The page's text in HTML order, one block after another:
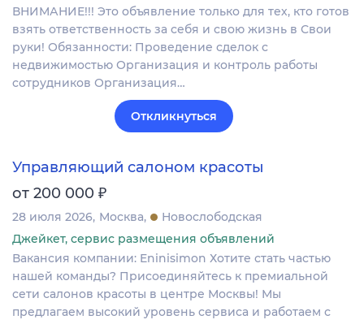
ВНИМАНИЕ!!! Это объявление только для тех, кто готов
взять ответственность за себя и свою жизнь в Свои
руки! Обязанности: Проведение сделок с
недвижимостью Организация и контроль работы
сотрудников Организация…
Откликнуться
Управляющий салоном красоты
от 200 000 ₽
28 июля 2026 Москва
Новослободская
Джейкет, сервис размещения объявлений
Вакансия компании: Eninisimon Хотите стать частью
нашей команды? Присоединяйтесь к премиальной
сети салонов красоты в центре Москвы! Мы
предлагаем высокий уровень сервиса и работаем с